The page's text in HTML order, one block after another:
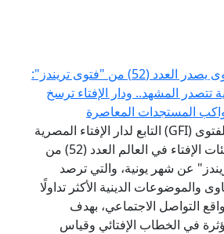
المؤشر العالمي للفتوى يصدر العدد (52) من "فتوى تريندز":
المشهد.. ودار الإفتاء ترسخ
المستجدات المعاصرة
أصدر المؤشر العالمي للفتوى (GFI) التابع لدار الإفتاء المصرية
والأمانة العامة لدور وهيئات الإفتاء في العالم العدد (52) من
عن شهر يونية، والتي ترصد
الدينية الأكثر تداولًا
الاجتماعي، بهدف
في الخطاب الإفتائي وقياس